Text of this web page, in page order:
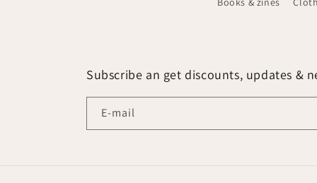
Subscribe an get discounts, updates &
E‑mail